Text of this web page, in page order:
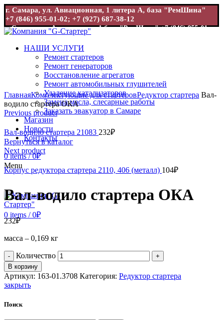
г. Самара, ул. Авиационная, 1 литера А, база "РемШина"
+7 (846) 955-01-02; +7 (927) 687-38-12
г. Самара, ул. Авиационная, 1 база "РемШина" +7 (846) 955-01-
02; +7 (927) 687-38-12
НАШИ УСЛУГИ
Ремонт стартеров
Ремонт генераторов
Восстановление агрегатов
Ремонт автомобильных глушителей
Удаление катализаторов
Замена масла, слесарные работы
Заказать эвакуатор в Самаре
Магазин
Новости
Контакты
0items / 0₽
Menu
0 items / 0₽
Увеличить
ГлавнаяКомплектующие для стартеровРедуктор стартера Вал-
водило стартера ОКА
Previous product
Вал-водило стартера 21083 232₽
Вернуться в каталог
Next product
Корпус редуктора стартера 2110, 406 (металл) 104₽
Вал-водило стартера ОКА
232₽
масса – 0,169 кг
Количество
В корзину
Артикул: 163-01.3708 Категория: Редуктор стартера
закрыть
Поиск